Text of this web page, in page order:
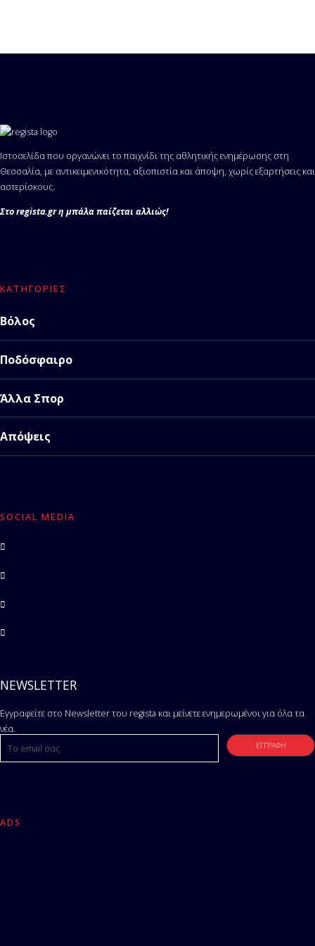
Ιστοσελίδα που οργανώνει το παιχνίδι της αθλητικής ενημέρωσης στη
Θεσσαλία, με αντικειμενικότητα, αξιοπιστία και άποψη, χωρίς εξαρτήσεις και
αστερίσκους.
Στο regista.gr η μπάλα παίζεται αλλιώς!
ΚΑΤΗΓΟΡΊΕΣ
Βόλος
Ποδόσφαιρο
Άλλα Σπορ
Απόψεις
SOCIAL MEDIA
NEWSLETTER
Εγγραφείτε στο Newsletter του regista και μείνετε ενημερωμένοι για όλα τα
νέα.
ADS